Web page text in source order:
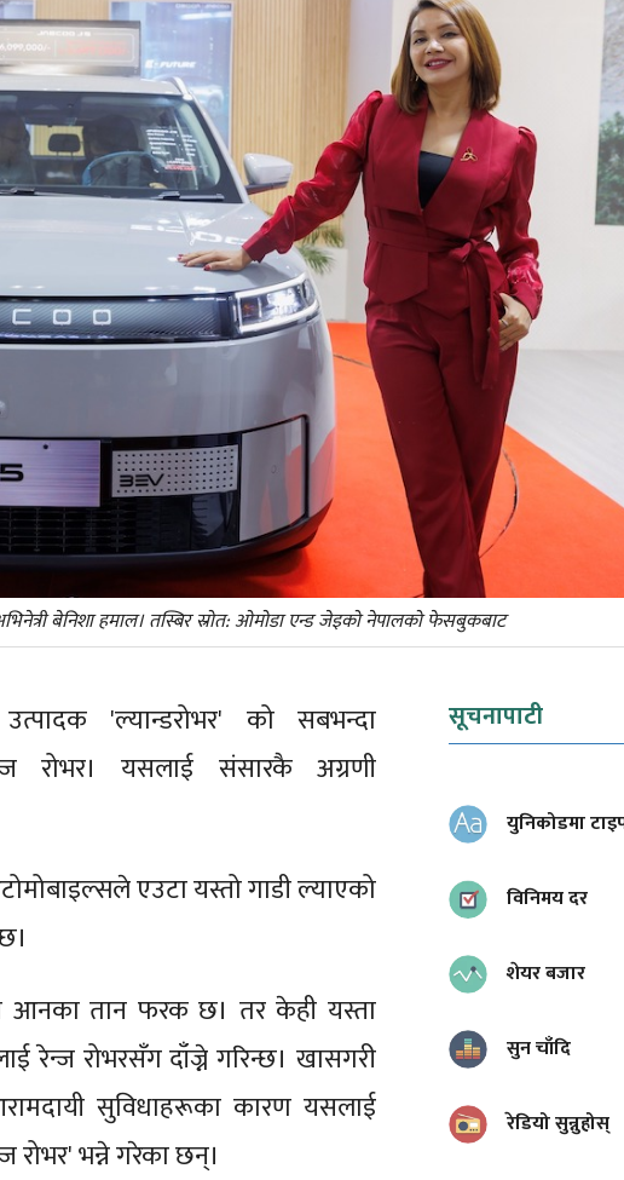
बेनिशा हमाल। तस्बिर स्रोत: ओमोडा एन्ड जेइको नेपालको फेसबुकबाट
'ल्यान्डरोभर' को सबभन्दा
रोभर। यसलाई संसारकै अग्रणी
एउटा यस्तो गाडी ल्याएको
आनका तान फरक छ। तर केही यस्ता
रेन्ज रोभरसँग दाँज्ने गरिन्छ। खासगरी
सुविधाहरूका कारण यसलाई
रोभर' भन्ने गरेका छन्।
सूचनापाटी
युनिकोडमा
विनिमय दर
शेयर बजार
सुन चाँदि
रेडियो सुन्नुहोस्